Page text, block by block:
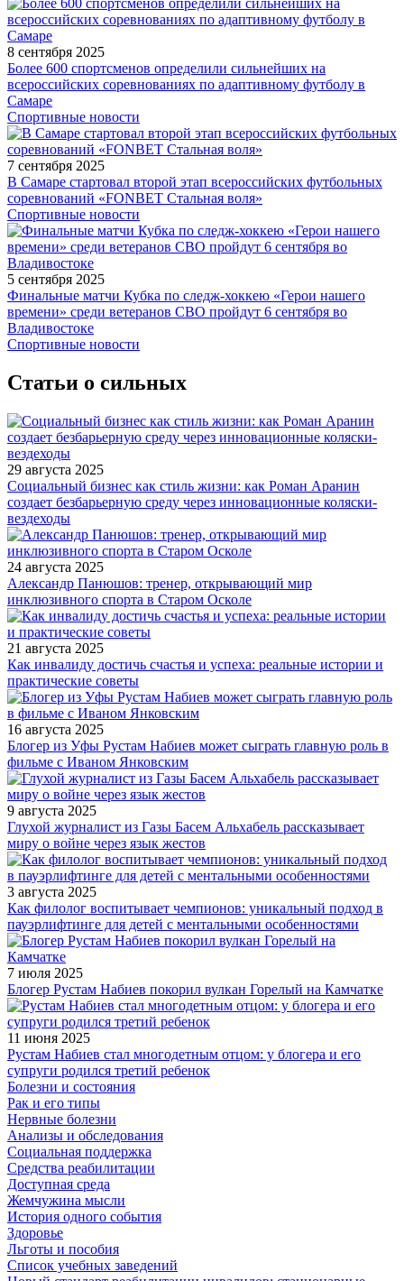
8 сентября 2025
Более 600 спортсменов определили сильнейших на
всероссийских соревнованиях по адаптивному футболу в
Самаре
Спортивные новости
7 сентября 2025
В Самаре стартовал второй этап всероссийских футбольных
соревнований «FONBET Стальная воля»
Спортивные новости
5 сентября 2025
Финальные матчи Кубка по следж-хоккею «Герои нашего
времени» среди ветеранов СВО пройдут 6 сентября во
Владивостоке
Спортивные новости
Статьи о сильных
29 августа 2025
Социальный бизнес как стиль жизни: как Роман Аранин
создает безбарьерную среду через инновационные коляски-
вездеходы
24 августа 2025
Александр Панюшов: тренер, открывающий мир
инклюзивного спорта в Старом Осколе
21 августа 2025
Как инвалиду достичь счастья и успеха: реальные истории и
практические советы
16 августа 2025
Блогер из Уфы Рустам Набиев может сыграть главную роль в
фильме с Иваном Янковским
9 августа 2025
Глухой журналист из Газы Басем Альхабель рассказывает
миру о войне через язык жестов
3 августа 2025
Как филолог воспитывает чемпионов: уникальный подход в
пауэрлифтинге для детей с ментальными особенностями
7 июля 2025
Блогер Рустам Набиев покорил вулкан Горелый на Камчатке
11 июня 2025
Рустам Набиев стал многодетным отцом: у блогера и его
супруги родился третий ребенок
Болезни и состояния
Рак и его типы
Нервные болезни
Анализы и обследования
Социальная поддержка
Средства реабилитации
Доступная среда
Жемчужина мысли
История одного события
Здоровье
Льготы и пособия
Список учебных заведений